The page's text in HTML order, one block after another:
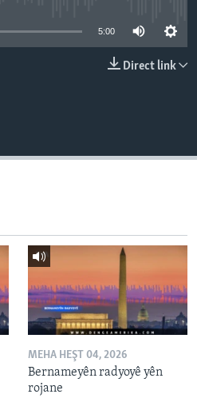
5:00
Direct link
MEHA HEŞT 04, 2026
Bernameyên radyoyê yên
rojane